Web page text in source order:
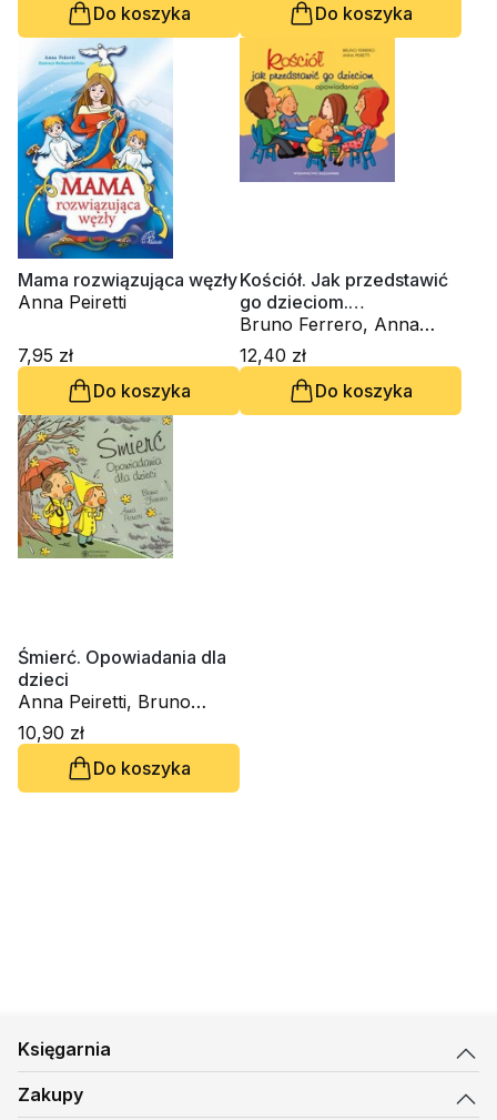
Do koszyka
Do koszyka
Mama rozwiązująca węzły
Anna Peiretti
7,95 zł
Do koszyka
Kościół. Jak przedstawić
go dzieciom.
Opowiadania
Bruno Ferrero, Anna
Peiretti
12,40 zł
Do koszyka
Śmierć. Opowiadania dla
dzieci
Anna Peiretti, Bruno
Ferrero
10,90 zł
Do koszyka
Księgarnia
Zakupy